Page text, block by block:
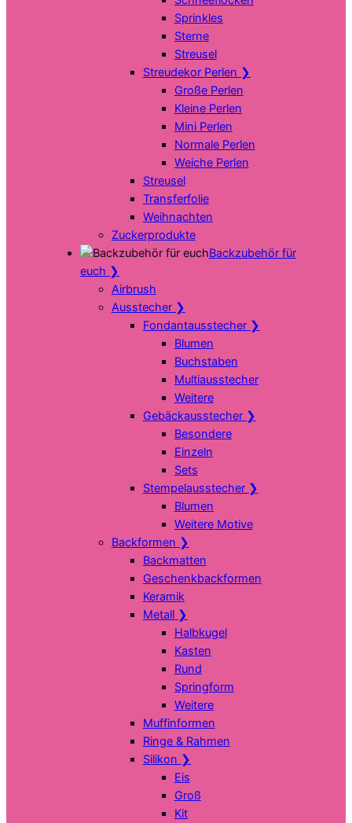
Sprinkles
Sterne
Streusel
Streudekor Perlen ❯
Große Perlen
Kleine Perlen
Mini Perlen
Normale Perlen
Weiche Perlen
Streusel
Transferfolie
Weihnachten
Zuckerprodukte
Backzubehör für
euch ❯
Airbrush
Ausstecher ❯
Fondantausstecher ❯
Blumen
Buchstaben
Multiausstecher
Weitere
Gebäckausstecher ❯
Besondere
Einzeln
Sets
Stempelausstecher ❯
Blumen
Weitere Motive
Backformen ❯
Backmatten
Geschenkbackformen
Keramik
Metall ❯
Halbkugel
Kasten
Rund
Springform
Weitere
Muffinformen
Ringe & Rahmen
Silikon ❯
Eis
Groß
Kit